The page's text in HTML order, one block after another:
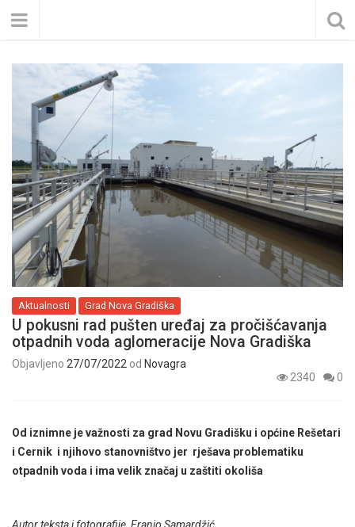
Aktualnosti Grad Nova Gradiška
U pokusni rad pušten uređaj za pročišćavanja
otpadnih voda aglomeracije Nova Gradiška
Objavljeno 27/07/2022 od Novagra
2340
0
Od iznimne je važnosti za grad Novu Gradišku i općine Rešetari
i Cernik i njihovo stanovništvo jer rješava problematiku
otpadnih voda i ima velik značaj u zaštiti okoliša